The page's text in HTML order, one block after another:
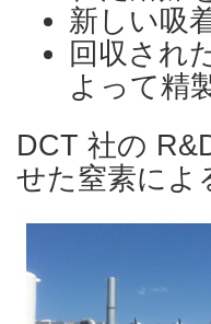
新しい吸
回収され
よって精
DCT 社の
せた窒素によ